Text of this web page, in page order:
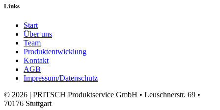
Links
Start
Über uns
Team
Produktentwicklung
Kontakt
AGB
Impressum/Datenschutz
© 2026 | PRITSCH Produktservice GmbH • Leuschnerstr. 69 •
70176 Stuttgart